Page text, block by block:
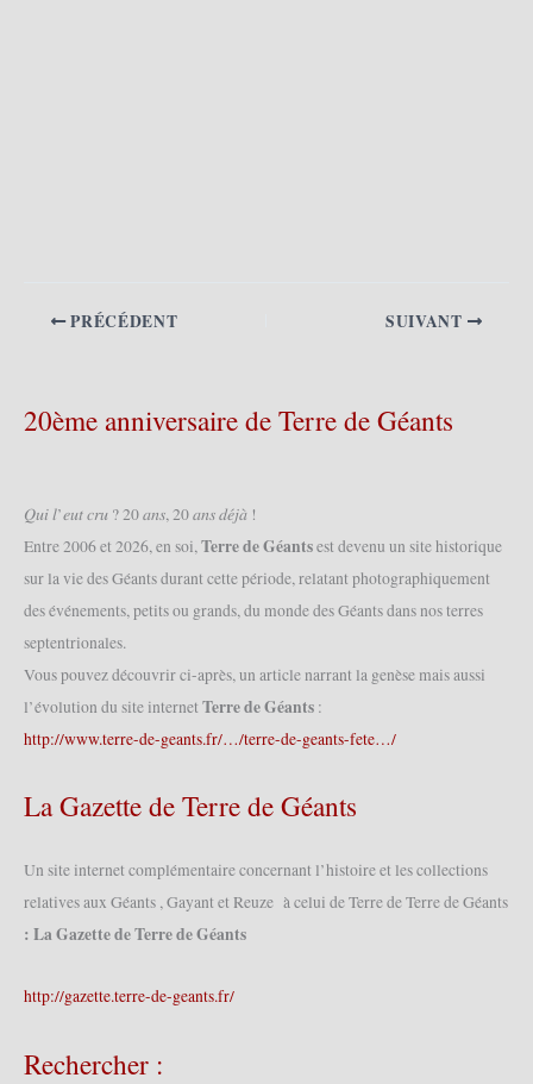
PRÉCÉDENT SUIVANT
20ème anniversaire de Terre de Géants
𝑄𝑢𝑖 𝑙’𝑒𝑢𝑡 𝑐𝑟𝑢 ? 20 𝑎𝑛𝑠, 20 𝑎𝑛𝑠 𝑑𝑒́𝑗𝑎̀ !
Entre 2006 et 2026, en soi,Terre de Géantsest devenu un site historique
sur la vie des Géants durant cette période, relatant photographiquement
des événements, petits ou grands, du monde des Géants dans nos terres
septentrionales.
Vous pouvez découvrir ci-après, un article narrant la genèse mais aussi
l’évolution du site internet Terre de Géants :
http://www.terre-de-geants.fr/…/terre-de-geants-fete…/
La Gazette de Terre de Géants
Un site internet complémentaire concernant l’histoire et les collections
relatives aux Géants , Gayant et Reuze à celui de Terre de Terre de Géants
: La Gazette de Terre de Géants
http://gazette.terre-de-geants.fr/
Rechercher :